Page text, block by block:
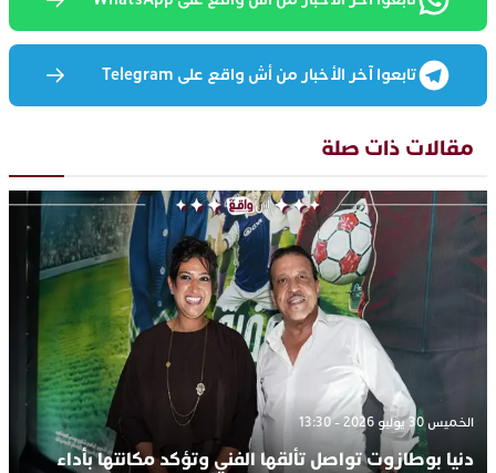
تابعوا آخر الأخبار من أش واقع على Telegram
مقالات ذات صلة
الخميس 30 يوليو 2026 - 13:30
دنيا بوطازوت تواصل تألقها الفني وتؤكد مكانتها بأداء